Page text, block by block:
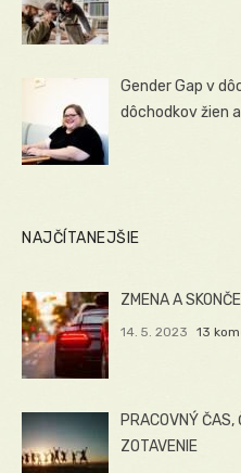
Gender Gap v
dôchodkov žien
NAJČÍTANEJŠIE
ZMENA A
14. 5. 2023 13
PRACOVNÝ ČAS,
ZOTAVENIE